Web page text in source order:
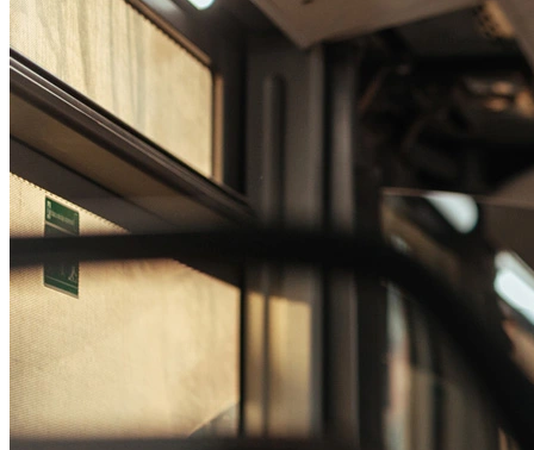
Passo 1/2
Institucional
Compromisso com o Meio Ambiente
Governança Corporativa
Ouvidoria